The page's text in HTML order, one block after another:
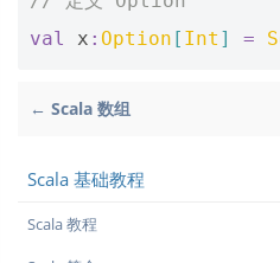
val
x : Option [ Int ] =
← Scala 数组
Scala 基础教程
Scala 教程